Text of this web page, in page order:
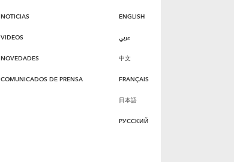
NOTICIAS
VIDEOS
NOVEDADES
COMUNICADOS DE PRENSA
ENGLISH
عربي
中文
FRANÇAIS
日本語
РУССКИЙ